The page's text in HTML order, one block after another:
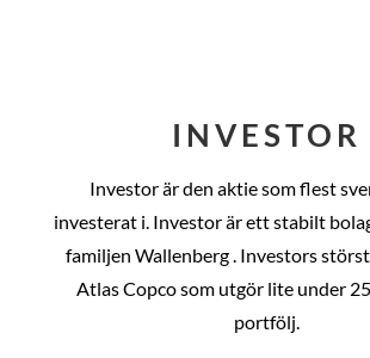
INVESTOR
Investor är den aktie som flest
investerat i. Investor är ett stabilt
familjen Wallenberg . Investors
Atlas Copco som utgör lite under
portfölj.